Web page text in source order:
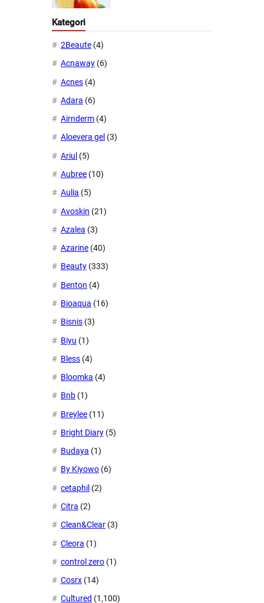
Kategori
2Beaute (4)
Acnaway (6)
Acnes (4)
Adara (6)
Airnderm (4)
Aloevera gel (3)
Ariul (5)
Aubree (10)
Aulia (5)
Avoskin (21)
Azalea (3)
Azarine (40)
Beauty (333)
Benton (4)
Bioaqua (16)
Bisnis (3)
Biyu (1)
Bless (4)
Bloomka (4)
Bnb (1)
Breylee (11)
Bright Diary (5)
Budaya (1)
By Kiyowo (6)
cetaphil (2)
Citra (2)
Clean&Clear (3)
Cleora (1)
control zero (1)
Cosrx (14)
Cultured (1,100)